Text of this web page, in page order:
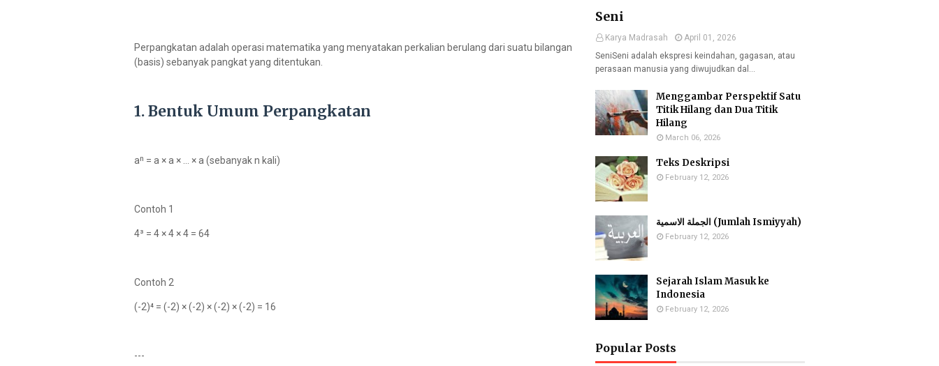
Perpangkatan adalah operasi matematika yang menyatakan perkalian berulang dari suatu bilangan
(basis) sebanyak pangkat yang ditentukan.
1. Bentuk Umum Perpangkatan
aⁿ = a × a × ... × a (sebanyak n kali)
Contoh 1
4³ = 4 × 4 × 4 = 64
Contoh 2
(-2)⁴ = (-2) × (-2) × (-2) × (-2) = 16
---
Seni
Karya Madrasah
April 01, 2026
SeniSeni adalah ekspresi keindahan, gagasan, atau
perasaan manusia yang diwujudkan dal…
Menggambar Perspektif Satu
Titik Hilang dan Dua Titik
Hilang
March 06, 2026
Teks Deskripsi
February 12, 2026
الجملة الاسمية (Jumlah Ismiyyah)
February 12, 2026
Sejarah Islam Masuk ke
Indonesia
February 12, 2026
Popular Posts